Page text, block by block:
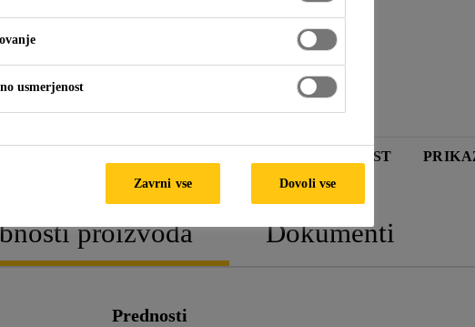
TEHNIČNI LIST
proizvoda Dokumenti
Prednosti
usmerjenost
Zavrni vse Dovoli vse